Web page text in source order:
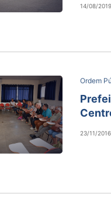
14/08/
Ordem
23/11/